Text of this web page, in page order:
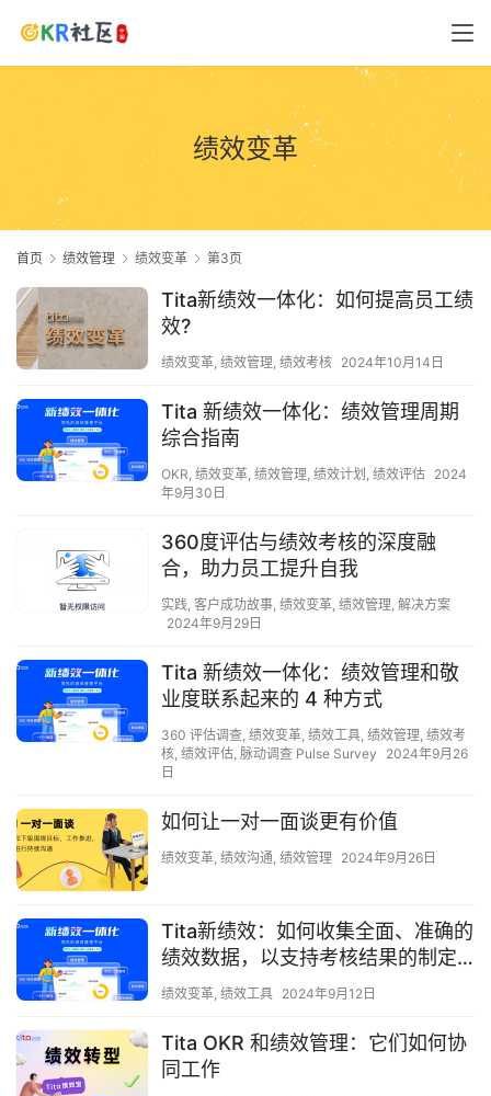
绩效变革
首页 绩效管理 绩效变革 第3页
Tita新绩效一体化：如何提高员工绩
效?
绩效变革, 绩效管理, 绩效考核 2024年10月14日
Tita 新绩效一体化：绩效管理周期
综合指南
OKR, 绩效变革, 绩效管理, 绩效计划 , 绩效评估 2024
年9月30日
360度评估与绩效考核的深度融
合，助力员工提升自我
实践, 客户成功故事, 绩效变革, 绩效管理, 解决方案
2024年9月29日
Tita 新绩效一体化：绩效管理和敬
业度联系起来的 4 种方式
360 评估调查, 绩效变革, 绩效工具, 绩效管理, 绩效考
核, 绩效评估, 脉动调查 Pulse Survey
2024年9月26
日
如何让一对一面谈更有价值
绩效变革, 绩效沟通, 绩效管理 2024年9月26日
Tita新绩效：如何收集全面、准确的
绩效数据，以支持考核结果的制定
和分析？
绩效变革, 绩效工具 2024年9月12日
Tita OKR 和绩效管理：它们如何协
同工作